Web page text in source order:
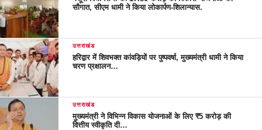
सौगात, सीएम धामी ने किया लोकार्पण-शिलान्यास.
उत्तराखंड
हरिद्वार में शिवभक्त कांवड़ियों पर पुष्पवर्षा, मुख्यमंत्री धामी ने किया
चरण प्रक्षालन…
उत्तराखंड
मुख्यमंत्री ने विभिन्न विकास योजनाओं के लिए ₹5 करोड़ की
वित्तीय स्वीकृति दी…